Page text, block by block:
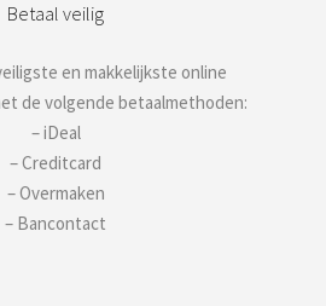
Betaal veilig
en makkelijkste online
de volgende betaalmethoden:
– iDeal
– Creditcard
– Overmaken
– Bancontact